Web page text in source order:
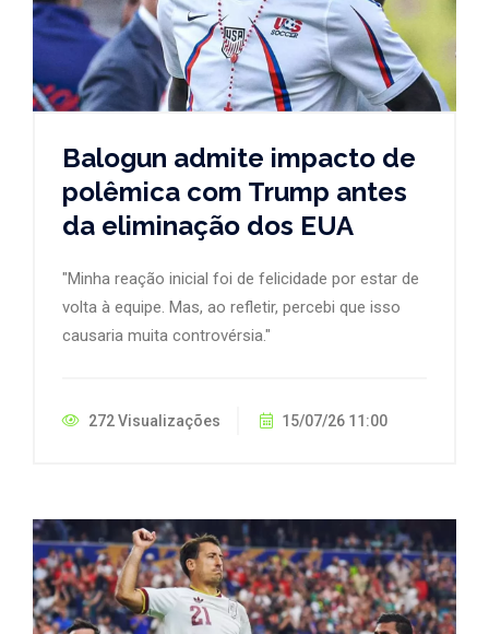
Balogun admite impacto de
polêmica com Trump antes
da eliminação dos EUA
"Minha reação inicial foi de felicidade por estar de
volta à equipe. Mas, ao refletir, percebi que isso
causaria muita controvérsia."
272 Visualizações 15/07/26 11:00